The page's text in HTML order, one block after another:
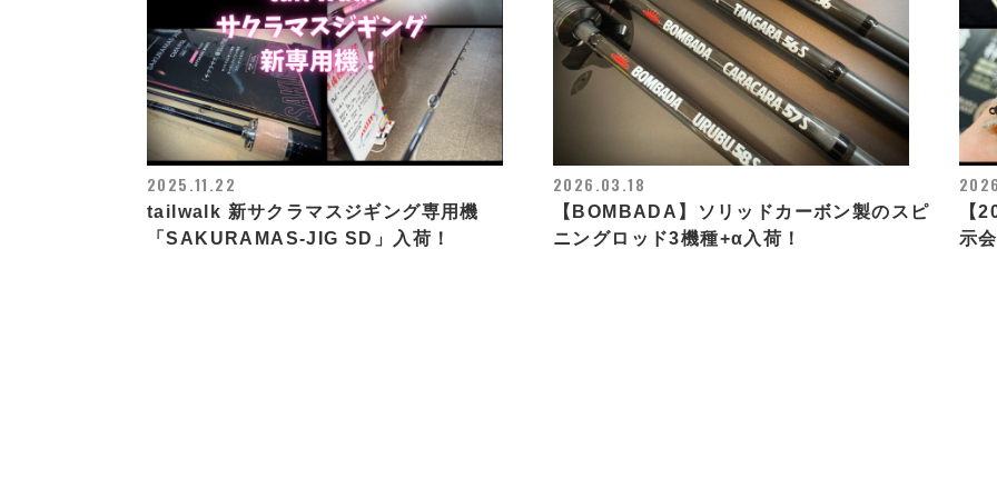
2025.11.22
tailwalk 新サクラマスジギング専用機
「SAKURAMAS-JIG SD」入荷！
2026.03.18
【BOMBADA】ソリッドカーボン製のスピ
ニングロッド3機種+α入荷！
【
示